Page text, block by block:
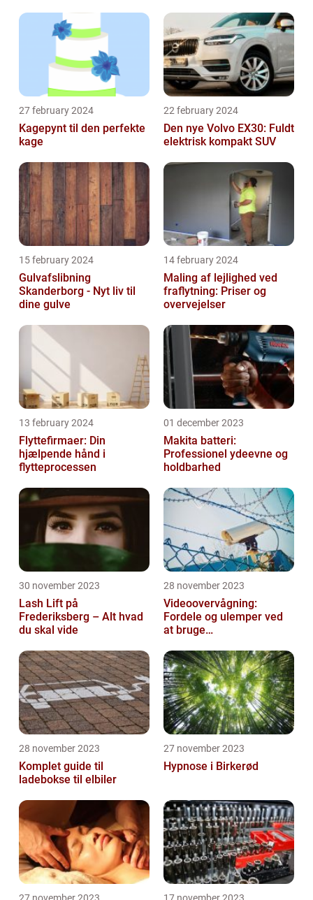
27 february 2024
Kagepynt til den perfekte
kage
22 february 2024
Den nye Volvo EX30: Fuldt
elektrisk kompakt SUV
15 february 2024
Gulvafslibning
Skanderborg - Nyt liv til
dine gulve
14 february 2024
Maling af lejlighed ved
fraflytning: Priser og
overvejelser
13 february 2024
Flyttefirmaer: Din
hjælpende hånd i
flytteprocessen
01 december 2023
Makita batteri:
Professionel ydeevne og
holdbarhed
30 november 2023
Lash Lift på
Frederiksberg – Alt hvad
du skal vide
28 november 2023
Videoovervågning:
Fordele og ulemper ved
at bruge
28 november 2023
Komplet guide til
ladebokse til elbiler
27 november 2023
Hypnose i Birkerød